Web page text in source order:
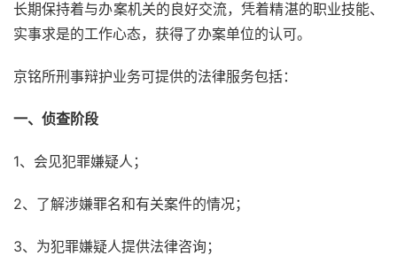
长期保持着与办案机关的良好交流，凭着精湛的职业技能、
实事求是的工作心态，获得了办案单位的认可。
京铭所刑事辩护业务可提供的法律服务包括：
一、侦查阶段
1、会见犯罪嫌疑人；
2、了解涉嫌罪名和有关案件的情况；
3、为犯罪嫌疑人提供法律咨询；